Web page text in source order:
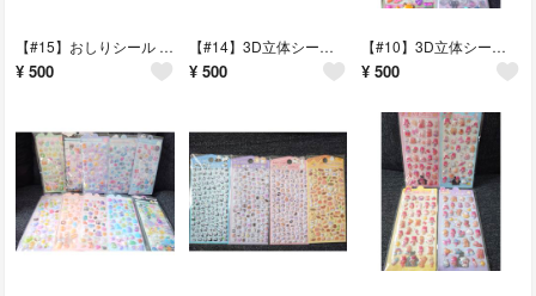
【#15】おしりシール ぷにぷにシール ステッカー 4枚セット アニマル
¥ 500
【#14】3D立体シール 固いシール ステッカー 4枚セット 桜 ねこ うさぎ
¥ 500
【#10】3D立体シール ステッカー 4枚セット パンダ くま ぶた
¥ 500